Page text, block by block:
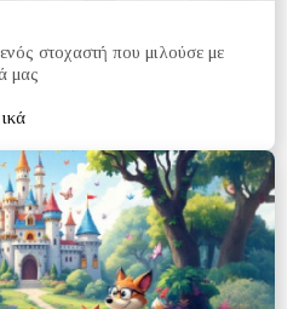
στοχαστή που μιλούσε με
μας